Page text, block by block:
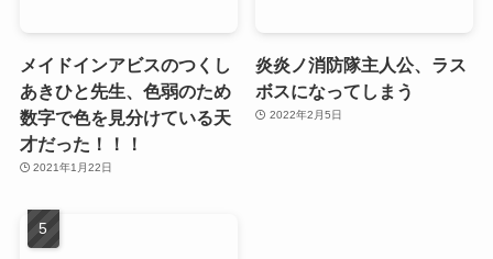
メイドインアビスのつくし
あきひと先生、色弱のため
数字で色を見分けている天
才だった！！！
2021年1月22日
炎炎ノ消防隊主人公、ラス
ボスになってしまう
2022年2月5日